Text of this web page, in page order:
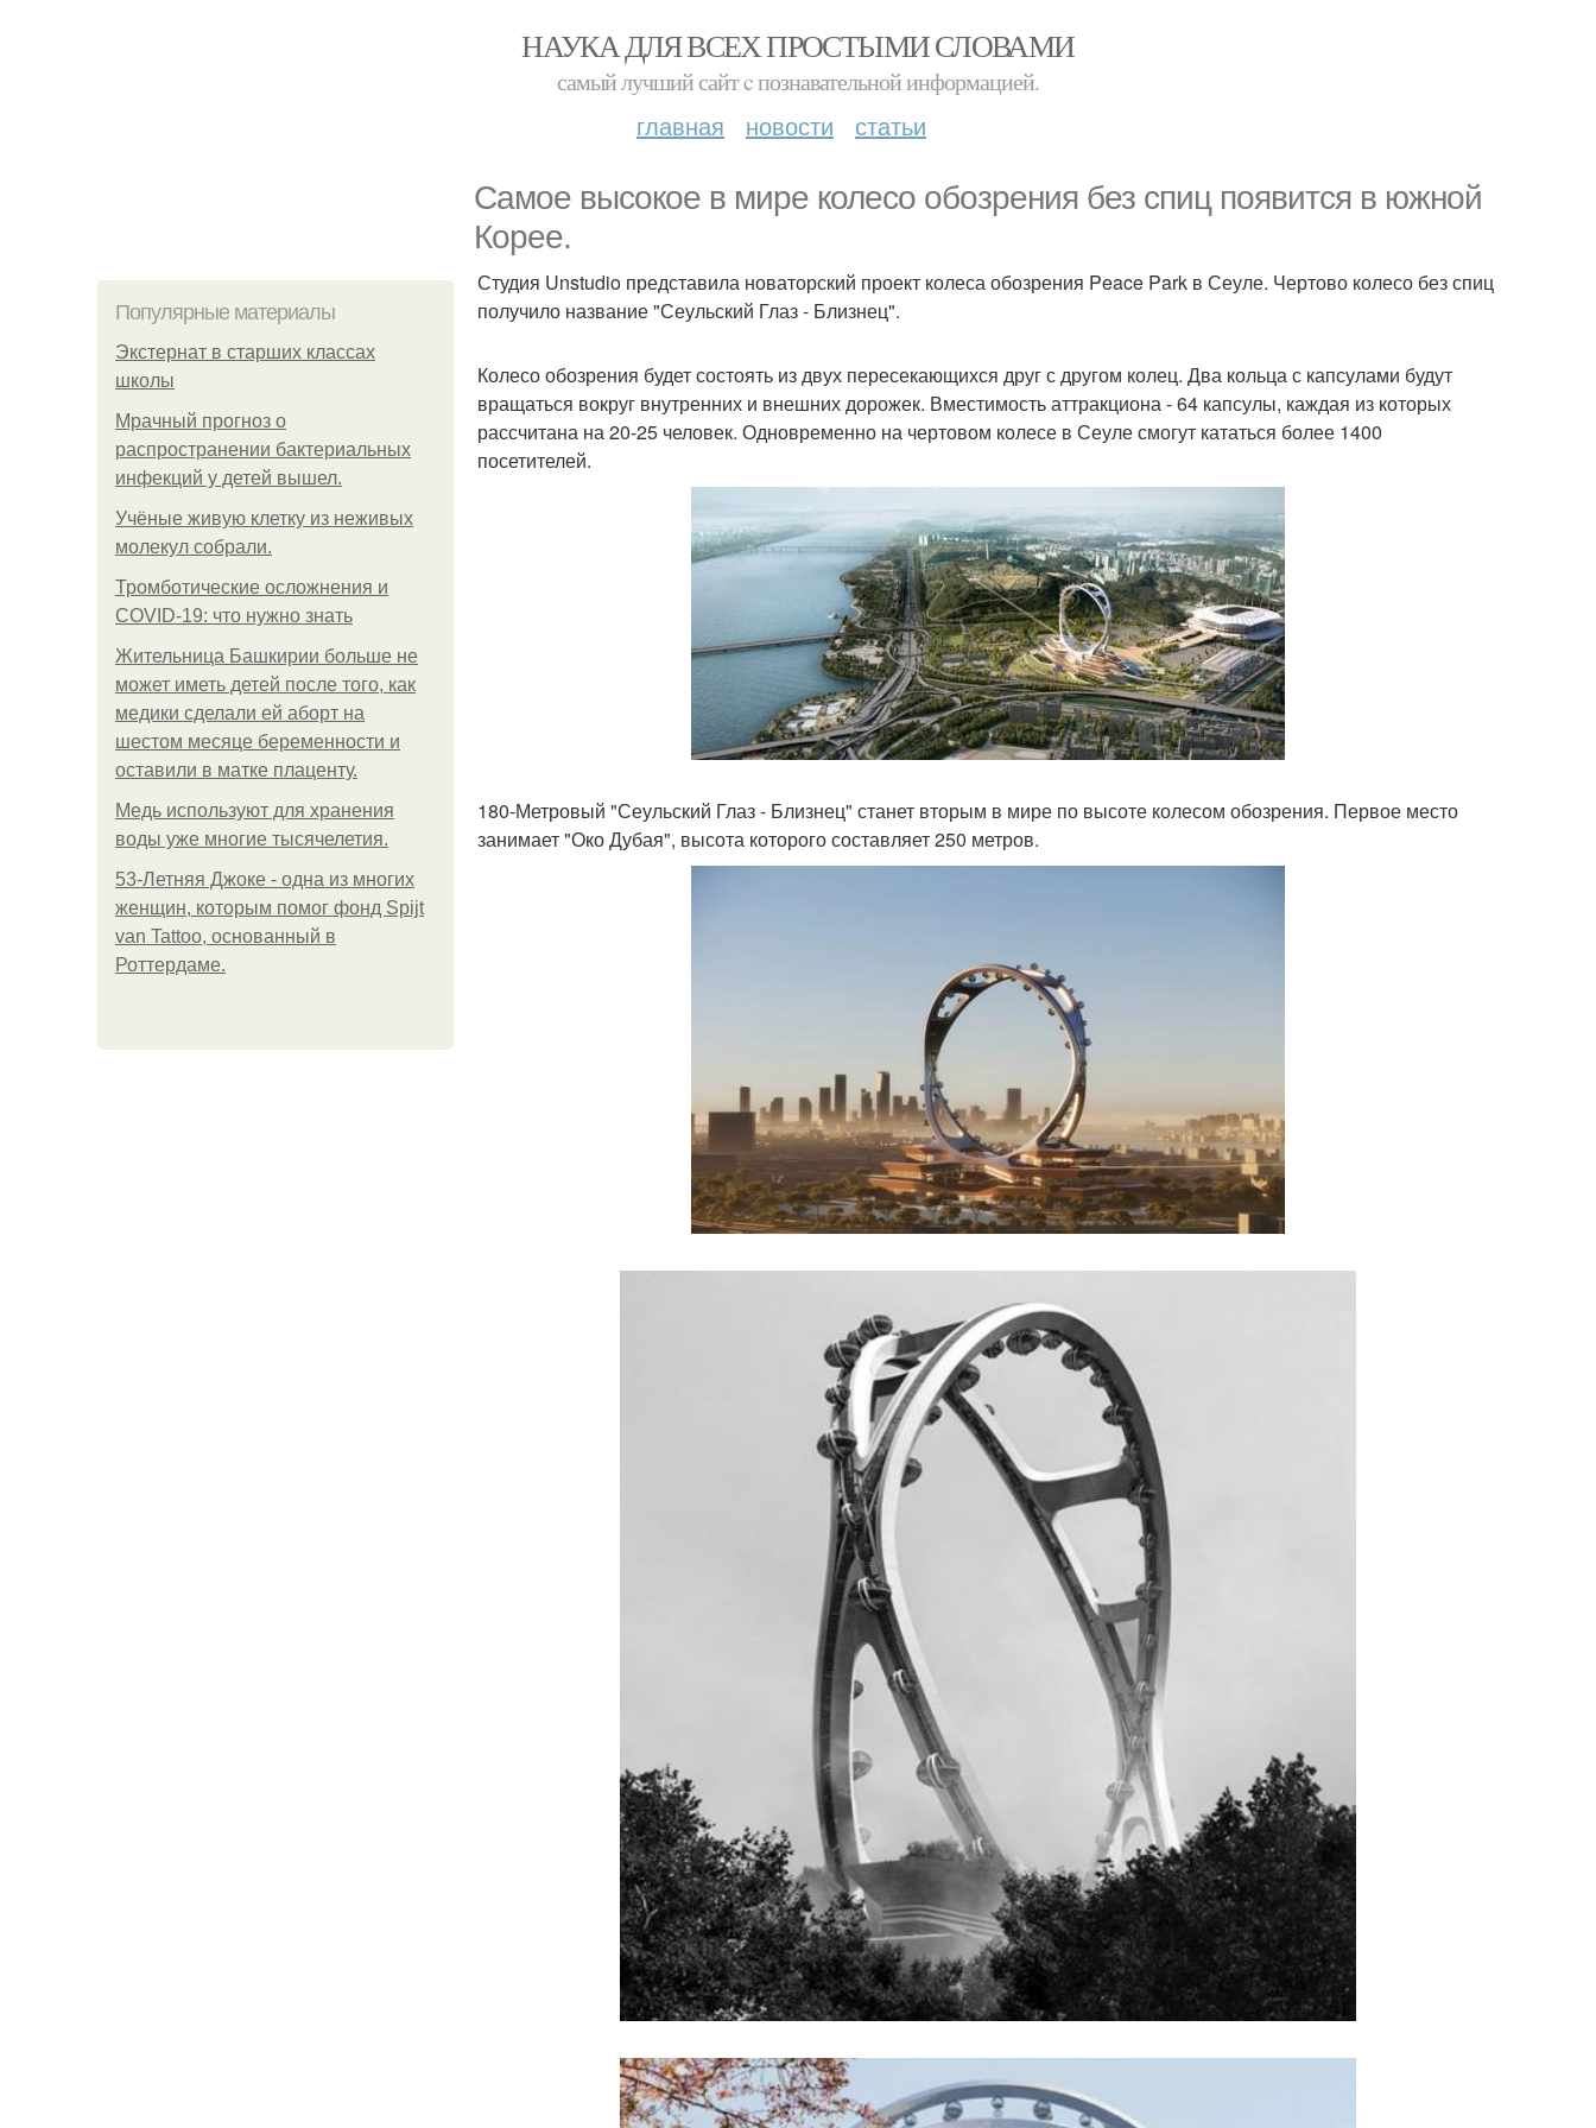
НАУКА ДЛЯ ВСЕХ ПРОСТЫМИ СЛОВАМИ
самый лучший сайт c познавательной информацией.
главная новости статьи
Самое высокое в мире колесо обозрения без спиц появится в южной
Корее.
Популярные материалы
Экстернат в старших классах
школы
Мрачный прогноз о
распространении бактериальных
инфекций у детей вышел.
Учёные живую клетку из неживых
молекул собрали.
Тромботические осложнения и
COVID-19: что нужно знать
Жительница Башкирии больше не
может иметь детей после того, как
медики сделали ей аборт на
шестом месяце беременности и
оставили в матке плаценту.
Медь используют для хранения
воды уже многие тысячелетия.
53-Летняя Джоке - одна из многих
женщин, которым помог фонд Spijt
van Tattoo, основанный в
Роттердаме.
Студия Unstudio представила новаторский проект колеса обозрения Peace Park в Сеуле. Чертово колесо без спиц
получило название "Сеульский Глаз - Близнец".
Колесо обозрения будет состоять из двух пересекающихся друг с другом колец. Два кольца с капсулами будут
вращаться вокруг внутренних и внешних дорожек. Вместимость аттракциона - 64 капсулы, каждая из которых
рассчитана на 20-25 человек. Одновременно на чертовом колесе в Сеуле смогут кататься более 1400
посетителей.
180-Метровый "Сеульский Глаз - Близнец" станет вторым в мире по высоте колесом обозрения. Первое место
занимает "Око Дубая", высота которого составляет 250 метров.